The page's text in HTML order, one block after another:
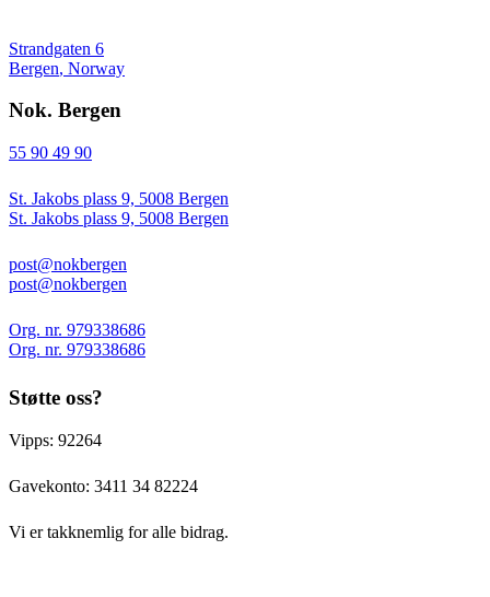
Strandgaten 6
Bergen, Norway
Nok. Bergen
55 90 49 90
St. Jakobs plass 9, 5008 Bergen
St. Jakobs plass 9, 5008 Bergen
post@nokbergen
post@nokbergen
Org. nr. 979338686
Org. nr. 979338686
Støtte oss?
Vipps: 92264
Gavekonto: 3411 34 82224
Vi er takknemlig for alle bidrag.